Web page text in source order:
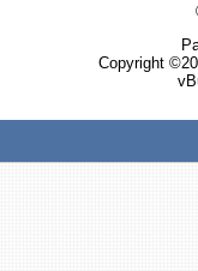
Copyright